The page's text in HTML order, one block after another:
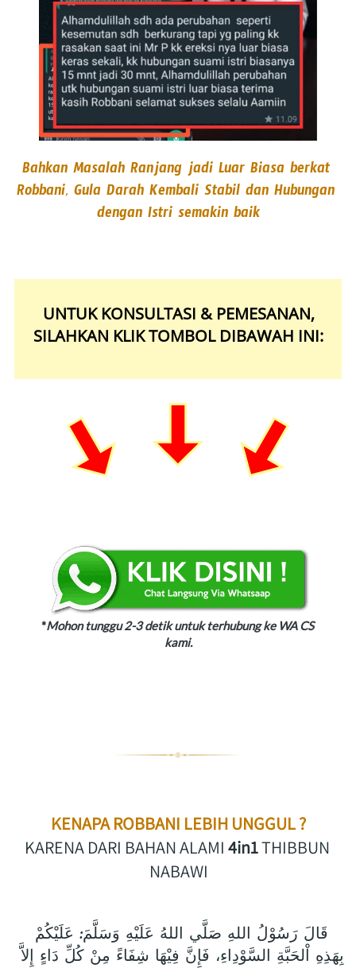
Bahkan Masalah Ranjang jadi Luar Biasa berkat
Robbani, Gula Darah Kembali Stabil dan Hubungan
dengan Istri semakin baik
UNTUK KONSULTASI & PEMESANAN,
SILAHKAN KLIK TOMBOL DIBAWAH INI:
*Mohon tunggu 2-3 detik untuk terhubung ke WA CS
kami.
KENAPA ROBBANI LEBIH UNGGUL ?
KARENA DARI BAHAN ALAMI 4in1 THIBBUN
NABAWI